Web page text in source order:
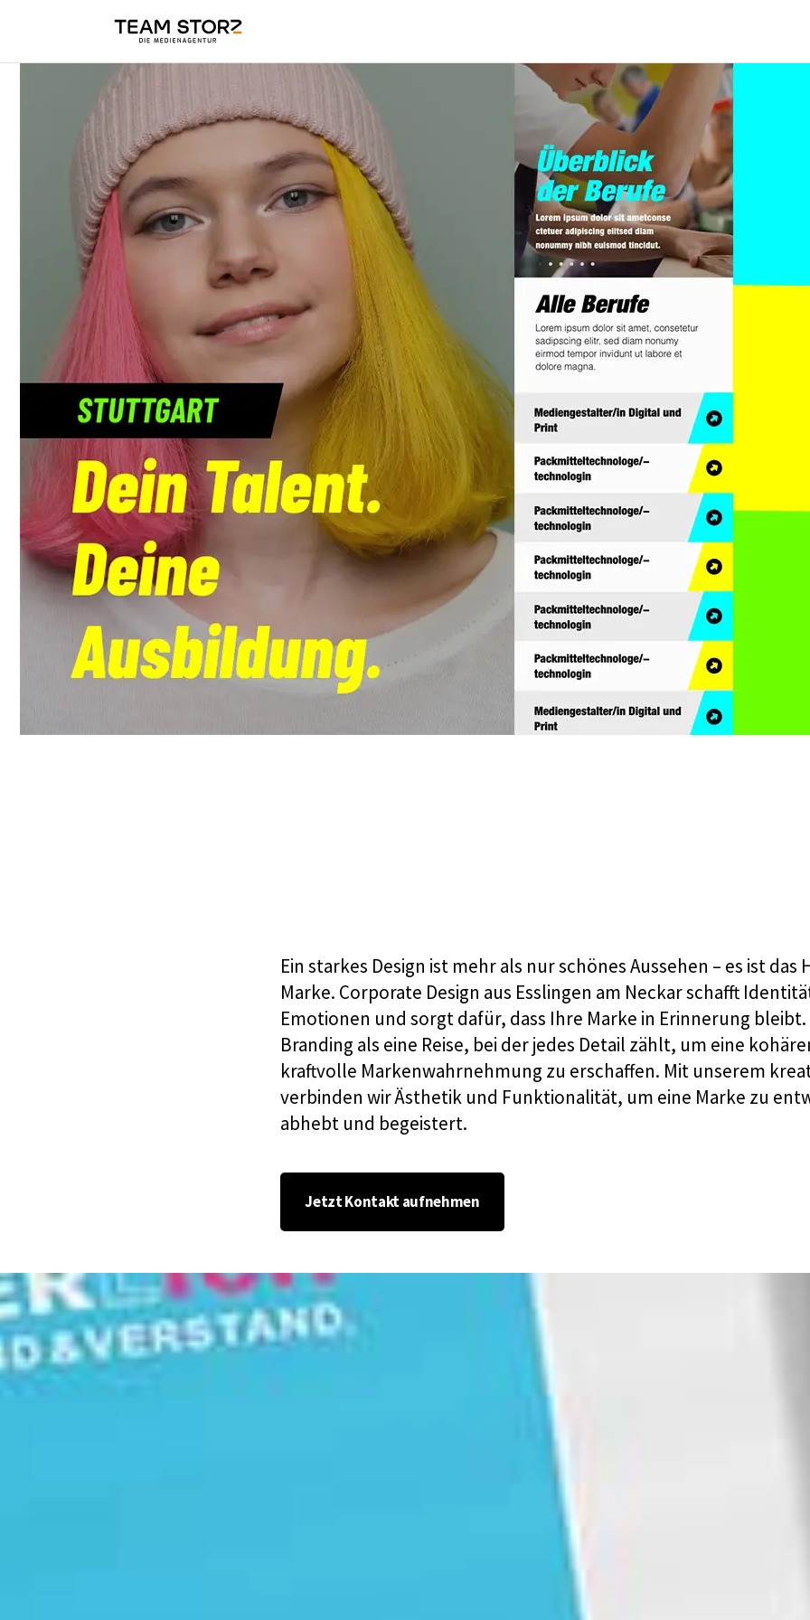
Ein starkes Design ist mehr als nur schönes Aussehen – es ist
Marke. Corporate Design aus Esslingen am Neckarschafft
Emotionen und sorgt dafür, dass Ihre Marke in Erinnerung
Branding als eine Reise, bei der jedes Detail zählt, um eine
kraftvolle Markenwahrnehmung zu erschaffen. Mit unserem
verbinden wir Ästhetik und Funktionalität, um eine Marke zu
abhebt und begeistert.
Jetzt Kontakt aufnehmen